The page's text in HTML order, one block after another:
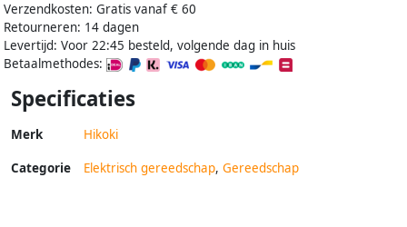
Verzendkosten: Gratis vanaf € 60
Retourneren: 14 dagen
Levertijd: Voor 22:45 besteld, volgende dag in huis
Betaalmethodes:
Specificaties
Merk Hikoki
Categorie Elektrisch gereedschap, Gereedschap